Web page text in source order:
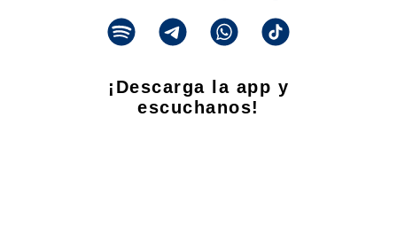
¡Descarga la app y
escuchanos!